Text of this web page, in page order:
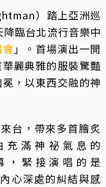
）踏上亞洲巡
臨台北流行音樂中
」。首場演出一開
麗典雅的服裝驚豔
，以東西交融的神
台，帶來多首膾炙
充滿神祕氣息的
，緊接演唱的是
心深處的糾結與感